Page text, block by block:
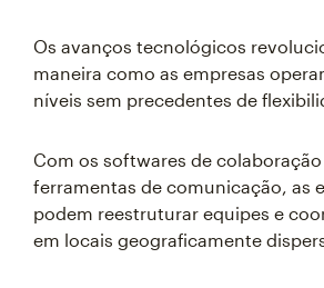
Os avanços tecnológicos
maneira como as empresas
níveis sem precedentes de
Com os softwares de colaboração
ferramentas de comunicação, as
podem reestruturar equipes e
em locais geograficamente